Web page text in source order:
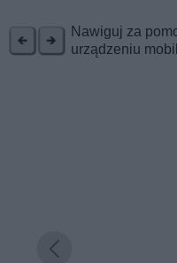
Nawiguj za
urządzeniu